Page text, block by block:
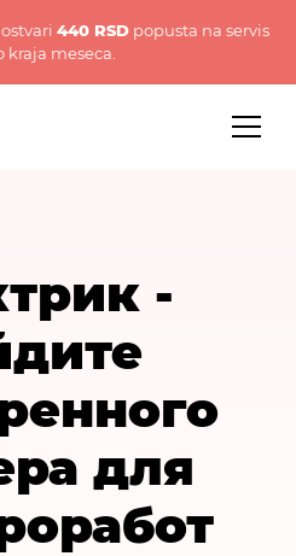
440 RSD popusta na servis
kraja meseca.
-
для